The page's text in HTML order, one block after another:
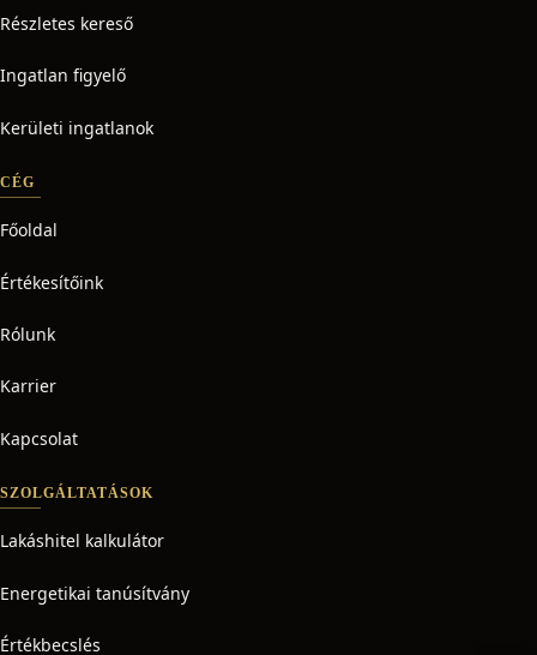
Részletes kereső
Ingatlan figyelő
Kerületi ingatlanok
CÉG
Főoldal
Értékesítőink
Rólunk
Karrier
Kapcsolat
SZOLGÁLTATÁSOK
Lakáshitel kalkulátor
Energetikai tanúsítvány
Értékbecslés